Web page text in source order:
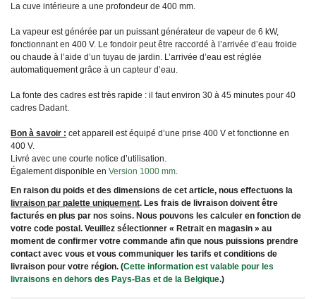
La cuve intérieure a une profondeur de 400 mm.
La vapeur est générée par un puissant générateur de vapeur de 6 kW,
fonctionnant en 400 V. Le fondoir peut être raccordé à l’arrivée d’eau froide
ou chaude à l’aide d’un tuyau de jardin. L’arrivée d’eau est réglée
automatiquement grâce à un capteur d’eau.
La fonte des cadres est très rapide : il faut environ 30 à 45 minutes pour 40
cadres Dadant.
Bon à savoir : cet appareil est équipé d’une prise 400 V et fonctionne en
400 V.
Livré avec une courte notice d’utilisation.
Également disponible en Version 1000 mm
En raison du poids et des dimensions de cet article, nous effectuons la
livraison par palette uniquement. Les frais de livraison doivent être
facturés en plus par nos soins. Nous pouvons les calculer en fonction de
votre code postal. Veuillez sélectionner « Retrait en magasin » au
moment de confirmer votre commande afin que nous puissions prendre
contact avec vous et vous communiquer les tarifs et conditions de
livraison pour votre région. (Cette information est valable pour les
livraisons en dehors des Pays-Bas et de la Belgique.)